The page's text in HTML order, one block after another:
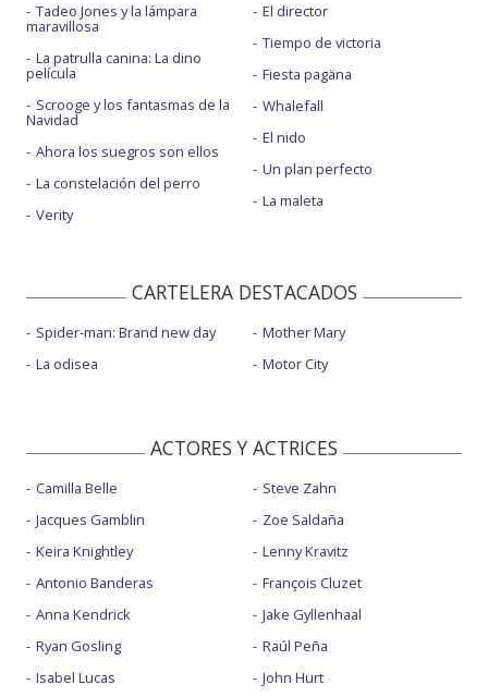
Tadeo Jones y la lámpara
maravillosa
La patrulla canina: La dino
película
Scrooge y los fantasmas de la
Navidad
Ahora los suegros son ellos
La constelación del perro
Verity
El director
Tiempo de victoria
Fiesta pagäna
Whalefall
El nido
Un plan perfecto
La maleta
CARTELERA DESTACADOS
Spider-man: Brand new day
La odisea
Mother Mary
Motor City
ACTORES Y ACTRICES
Camilla Belle
Jacques Gamblin
Keira Knightley
Antonio Banderas
Anna Kendrick
Ryan Gosling
Isabel Lucas
Steve Zahn
Zoe Saldaña
Lenny Kravitz
François Cluzet
Jake Gyllenhaal
Raúl Peña
John Hurt